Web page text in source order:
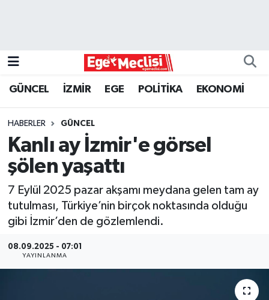
GÜNCEL İZMİR EGE POLİTİKA EKONOMİ
HABERLER GÜNCEL
Kanlı ay İzmir'e görsel
şölen yaşattı
7 Eylül 2025 pazar akşamı meydana gelen tam ay
tutulması, Türkiye’nin birçok noktasında olduğu
gibi İzmir’den de gözlemlendi.
08.09.2025 - 07:01
YAYINLANMA
GÜNCEL
İZMİR
ÖZEL HABER
POLİTİKA
SPOR